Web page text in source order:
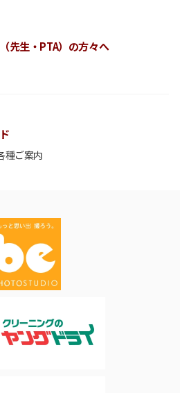
先生・PTA）の方々へ
種ご案内